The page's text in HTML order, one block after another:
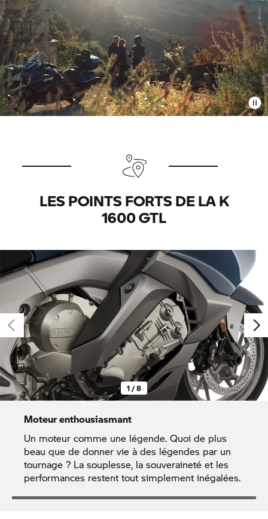
LES POINTS FORTS DE LA K
1600 GTL
1 / 8
Moteur enthousiasmant
Un moteur comme une légende. Quoi de plus
beau que de donner vie à des légendes par un
tournage ? La souplesse, la souveraineté et les
performances restent tout simplement inégalées.